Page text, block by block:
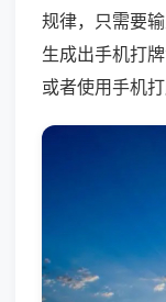
规律，只需要
生成出手机打
或者使用手机